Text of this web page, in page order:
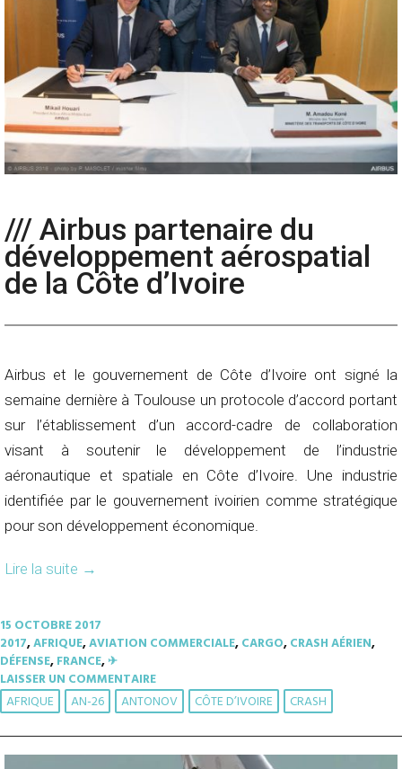
/// Airbus partenaire du
développement aérospatial
de la Côte d’Ivoire
Airbus et le gouvernement de Côte d’Ivoire ont signé la
semaine dernière à Toulouse un protocole d’accord portant
sur l’établissement d’un accord-cadre de collaboration
visant à soutenir le développement de l’industrie
aéronautique et spatiale en Côte d’Ivoire. Une industrie
identifiée par le gouvernement ivoirien comme stratégique
pour son développement économique.
Lire la suite →
15 OCTOBRE 2017
2017,AFRIQUE,AVIATION COMMERCIALE,CARGO,CRASH AÉRIEN,
DÉFENSE,FRANCE,✈︎
LAISSER UN COMMENTAIRE
AFRIQUE AN-26 ANTONOV CÔTE D’IVOIRE CRASH